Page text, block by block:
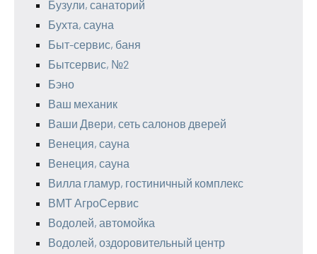
Бузули, санаторий
Бухта, сауна
Быт-сервис, баня
Бытсервис, №2
Бэно
Ваш механик
Ваши Двери, сеть салонов дверей
Венеция, сауна
Венеция, сауна
Вилла гламур, гостиничный комплекс
ВМТ АгроСервис
Водолей, автомойка
Водолей, оздоровительный центр